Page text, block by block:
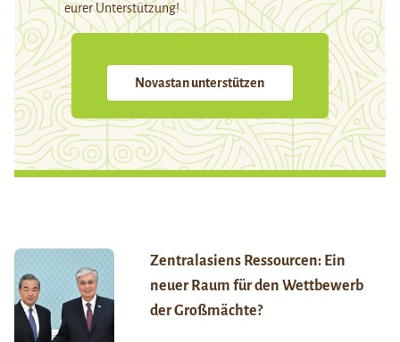
eurer Unterstützung!
Novastan unterstützen
Zentralasiens Ressourcen: Ein
neuer Raum für den Wettbewerb
der Großmächte?